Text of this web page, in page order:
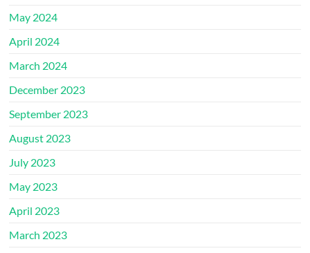
May 2024
April 2024
March 2024
December 2023
September 2023
August 2023
July 2023
May 2023
April 2023
March 2023